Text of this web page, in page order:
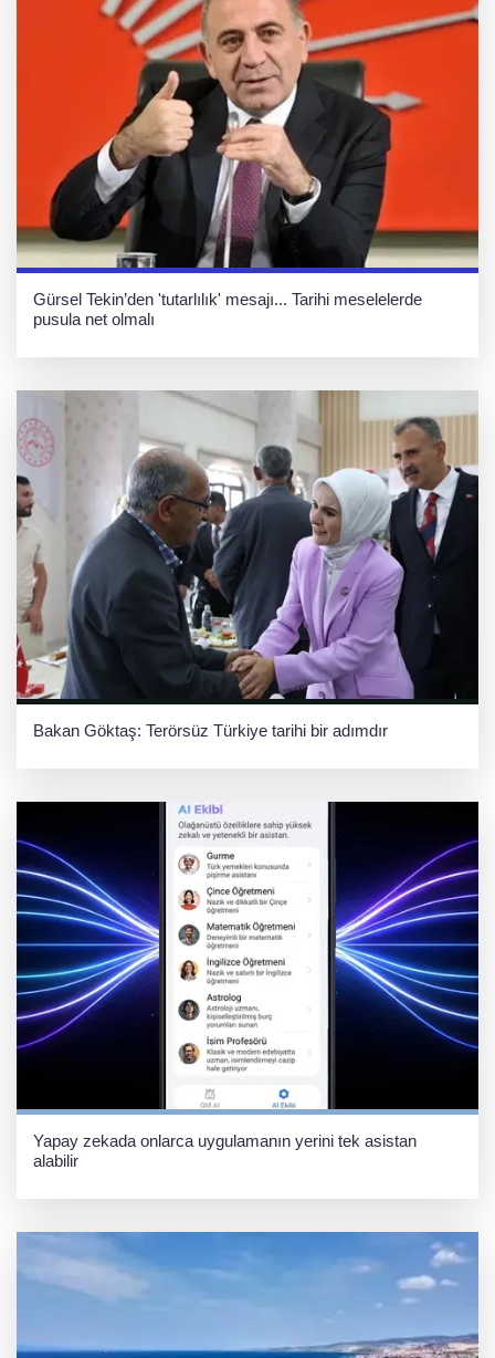
Gürsel Tekin’den 'tutarlılık' mesajı... Tarihi meselelerde
pusula net olmalı
Bakan Göktaş: Terörsüz Türkiye tarihi bir adımdır
Yapay zekada onlarca uygulamanın yerini tek asistan
alabilir